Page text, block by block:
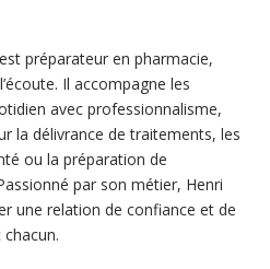
préparateur en pharmacie,
Il accompagne les
avec professionnalisme,
la délivrance de traitements, les
ou la préparation de
par son métier, Henri
une relation de confiance et de